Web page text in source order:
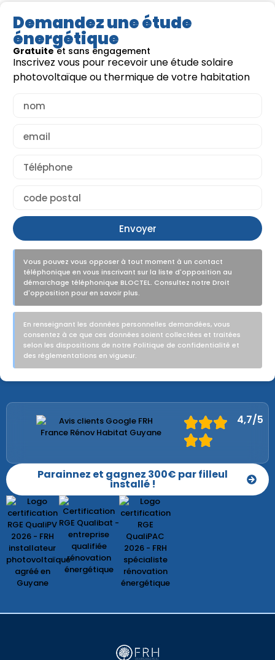
Lire la suite >
Demandez une étude
énergétique
Gratuiteet sans engagement
Inscrivez vous pour recevoir une étude solaire
photovoltaïque ou thermique de votre habitation
Envoyer
Vous pouvez vous opposer à tout moment à un contact
téléphonique en vous inscrivant sur la liste d'opposition au
démarchage téléphonique BLOCTEL. Consultez notre Droit
d'opposition pour en savoir plus.
En renseignant les données personnelles demandées, vous
consentez à ce que ces données soient collectées et traitées
selon les dispositions de notre Politique de confidentialité et
des réglementations en vigueur.
4,7/5
Parainnez et gagnez 300€ par filleul
installé !